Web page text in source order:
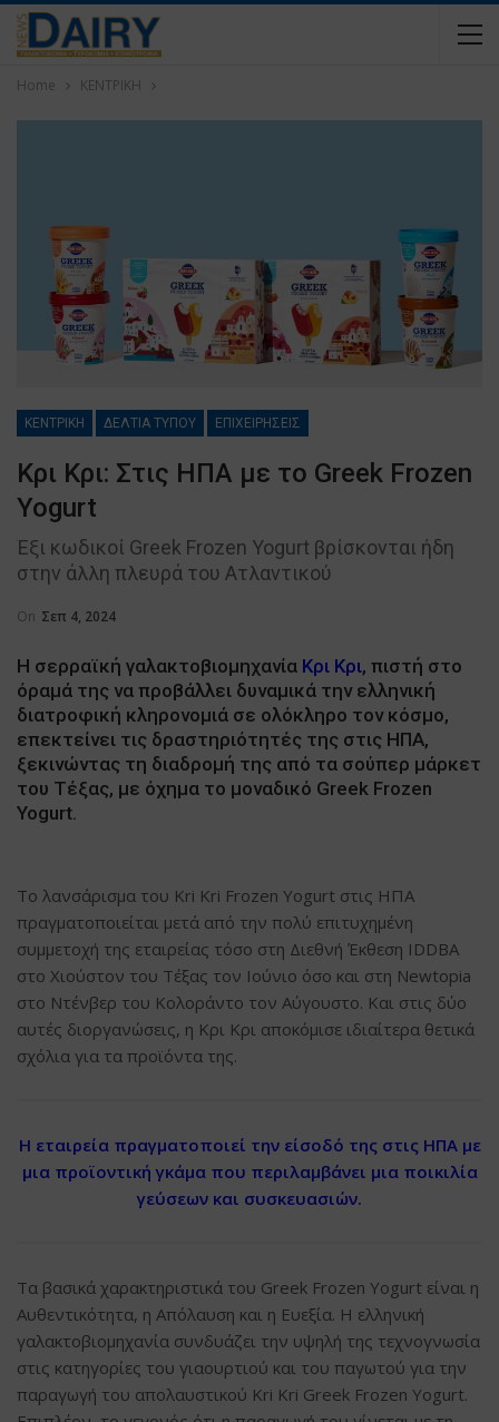
Home ΚΕΝΤΡΙΚΗ
ΚΕΝΤΡΙΚΗ ΔΕΛΤΙΑ ΤΥΠΟΥ ΕΠΙΧΕΙΡΗΣΕΙΣ
Κρι Κρι: Στις ΗΠΑ με το Greek Frozen
Yogurt
Έξι κωδικοί Greek Frozen Yogurt βρίσκονται ήδη
στην άλλη πλευρά του Ατλαντικού
On Σεπ 4, 2024
Η σερραϊκή γαλακτοβιομηχανία Κρι Κρι, πιστή στο
όραμά της να προβάλλει δυναμικά την ελληνική
διατροφική κληρονομιά σε ολόκληρο τον κόσμο,
επεκτείνει τις δραστηριότητές της στις ΗΠΑ,
ξεκινώντας τη διαδρομή της από τα σούπερ μάρκετ
του Τέξας, με όχημα το μοναδικό Greek Frozen
Yogurt.
Το λανσάρισμα του Kri Kri Frozen Yogurt στις ΗΠΑ
πραγματοποιείται μετά από την πολύ επιτυχημένη
συμμετοχή της εταιρείας τόσο στη Διεθνή Έκθεση IDDBA
στο Χιούστον του Τέξας τον Ιούνιο όσο και στη Newtopia
στο Ντένβερ του Κολοράντο τον Αύγουστο. Και στις δύο
αυτές διοργανώσεις, η Κρι Κρι αποκόμισε ιδιαίτερα θετικά
σχόλια για τα προϊόντα της.
Η εταιρεία πραγματοποιεί την είσοδό της στις ΗΠΑ με
μια προϊοντική γκάμα που περιλαμβάνει μια ποικιλία
γεύσεων και συσκευασιών.
Τα βασικά χαρακτηριστικά του Greek Frozen Yogurt είναι η
Αυθεντικότητα, η Απόλαυση και η Ευεξία. Η ελληνική
γαλακτοβιομηχανία συνδυάζει την υψηλή της τεχνογνωσία
στις κατηγορίες του γιαουρτιού και του παγωτού για την
παραγωγή του απολαυστικού Kri Kri Greek Frozen Yogurt.